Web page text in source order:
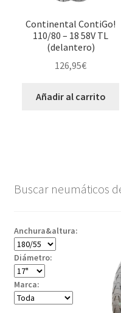
Continental ContiGo!
110/80 – 18 58V TL
(delantero)
126,95€
Añadir al carrito
Buscar neumáticos
Anchura&altura:
Diámetro:
Marca: